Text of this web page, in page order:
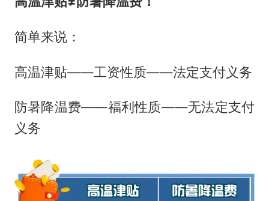
简单来说：
高温津贴——工资性质——法定支付义务
防暑降温费——福利性质——无法定支付
义务